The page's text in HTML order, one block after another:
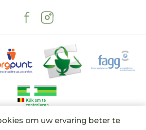
om uw ervaring beter te
(selectieve
te behandelen. Als u
regelmatig gebruikt Te
van Sumatriptan Viatris
veroorzaken of verergeren.
geneesmiddelen zoals
verwonding of een
gehad (zoals reuma of
kunt u op de plaats
of ontsteking pijn of een
de pijn ervaren.